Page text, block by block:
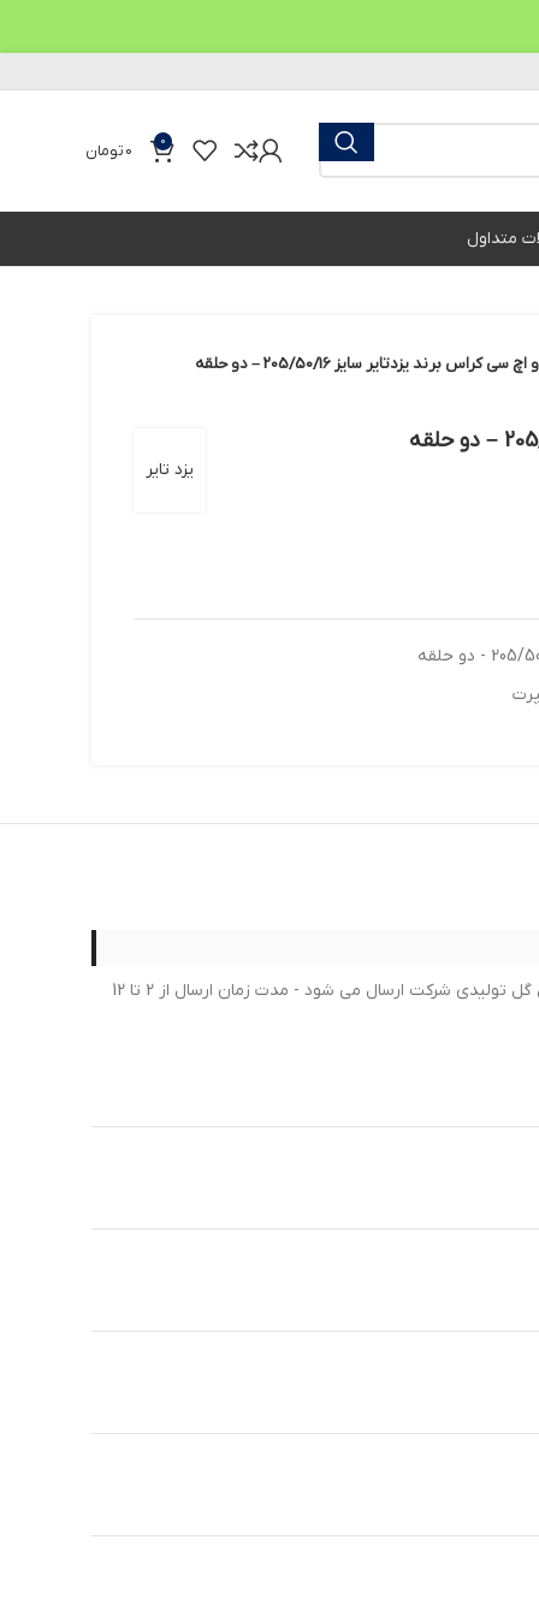
0
0تومان
متداول
برند یزدتایر سایز 205/50/16 – دو حلقه
یزد تایر
لطفا در خرید خود کمال دقت را داشته بعد از ثبت سفارش امکان لغو یا تغییر سفارش امکان پذیر نمی باشد - برای محصولات لاستیک جدیدترین گل تولیدی شرکت ارسال می شود - مدت زمان ارسال از 2 تا 12